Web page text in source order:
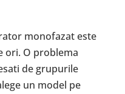
monofazat este
ori. O problema
de grupurile
un model pe